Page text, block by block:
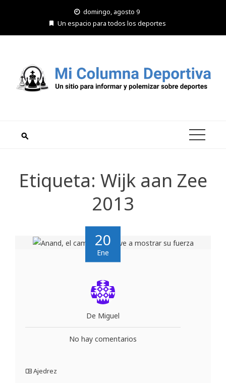
domingo, agosto 9
Un espacio para todos los deportes
Etiqueta: Wijk aan Zee
2013
20
Ene
De Miguel
No hay comentarios
Ajedrez